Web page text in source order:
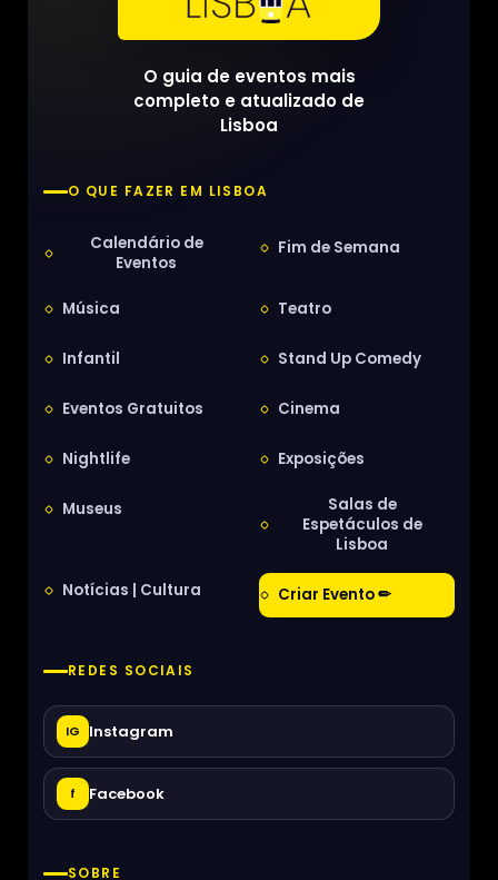
O guia de eventos mais
completo e atualizado de
Lisboa
O QUE FAZER EM LISBOA
Calendário de
Eventos
Fim de Semana
Música Teatro
Infantil Stand Up Comedy
Eventos Gratuitos Cinema
Nightlife Exposições
Museus
Salas de
Espetáculos de
Lisboa
Notícias | Cultura Criar Evento ✏
REDES SOCIAIS
IG Instagram
f Facebook
SOBRE